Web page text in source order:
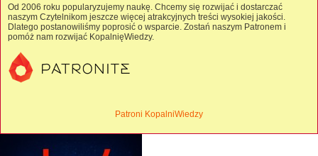
Od 2006 roku popularyzujemy naukę. Chcemy się rozwijać i dostarczać
naszym Czytelnikom jeszcze więcej atrakcyjnych treści wysokiej jakości.
Dlatego postanowiliśmy poprosić o wsparcie. Zostań naszym Patronem i
pomóż nam rozwijać KopalnięWiedzy.
Patroni KopalniWiedzy